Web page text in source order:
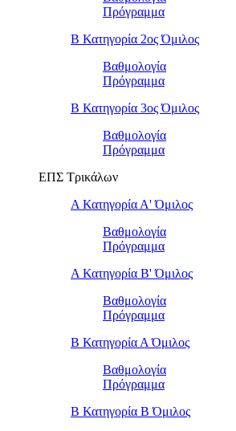
Πρόγραμμα
Β Κατηγορία 2ος Όμιλος
Βαθμολογία
Πρόγραμμα
Β Κατηγορία 3ος Όμιλος
Βαθμολογία
Πρόγραμμα
ΕΠΣ Τρικάλων
Α Κατηγορία Α' Όμιλος
Βαθμολογία
Πρόγραμμα
Α Κατηγορία Β' Όμιλος
Βαθμολογία
Πρόγραμμα
Β Κατηγορία Α Όμιλος
Βαθμολογία
Πρόγραμμα
Β Κατηγορία Β Όμιλος